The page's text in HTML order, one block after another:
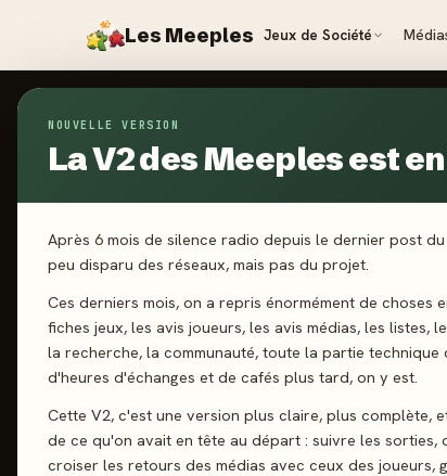
Les Meeples Jeux de Société
NOUVELLE VERSION
La V2 des Meeples est
Après 6 mois de silence radio depuis le dernier post
peu disparu des réseaux, mais pas du projet.
Ces derniers mois, on a repris énormément de choses
fiches jeux, les avis joueurs, les avis médias, les listes,
la recherche, la communauté, toute la partie
d'heures d'échanges et de cafés plus tard, on y est.
Cette V2, c'est une version plus claire, plus complète,
de ce qu'on avait en tête au départ : suivre les sorties,
croiser les retours des médias avec ceux des joueurs,
Jeux / Le Seigneur Des Anneaux : Vers La